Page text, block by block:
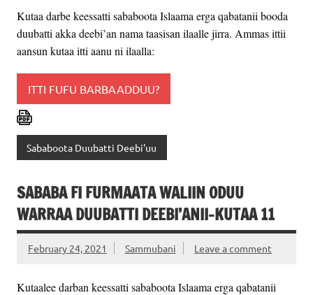
Kutaa darbe keessatti sababoota Islaama erga qabatanii booda
duubatti akka deebi’an nama taasisan ilaalle jirra. Ammas ittii
aansun kutaa itti aanu ni ilaalla:
ITTI FUFU BARBAADDUU?
Sababoota Duubatti Deebi'uu
SABABA FI FURMAATA WALIIN ODUU
WARRAA DUUBATTI DEEBI’ANII-KUTAA 11
February 24, 2021 Sammubani Leave a comment
Kutaalee darban keessatti sababoota Islaama erga qabatanii